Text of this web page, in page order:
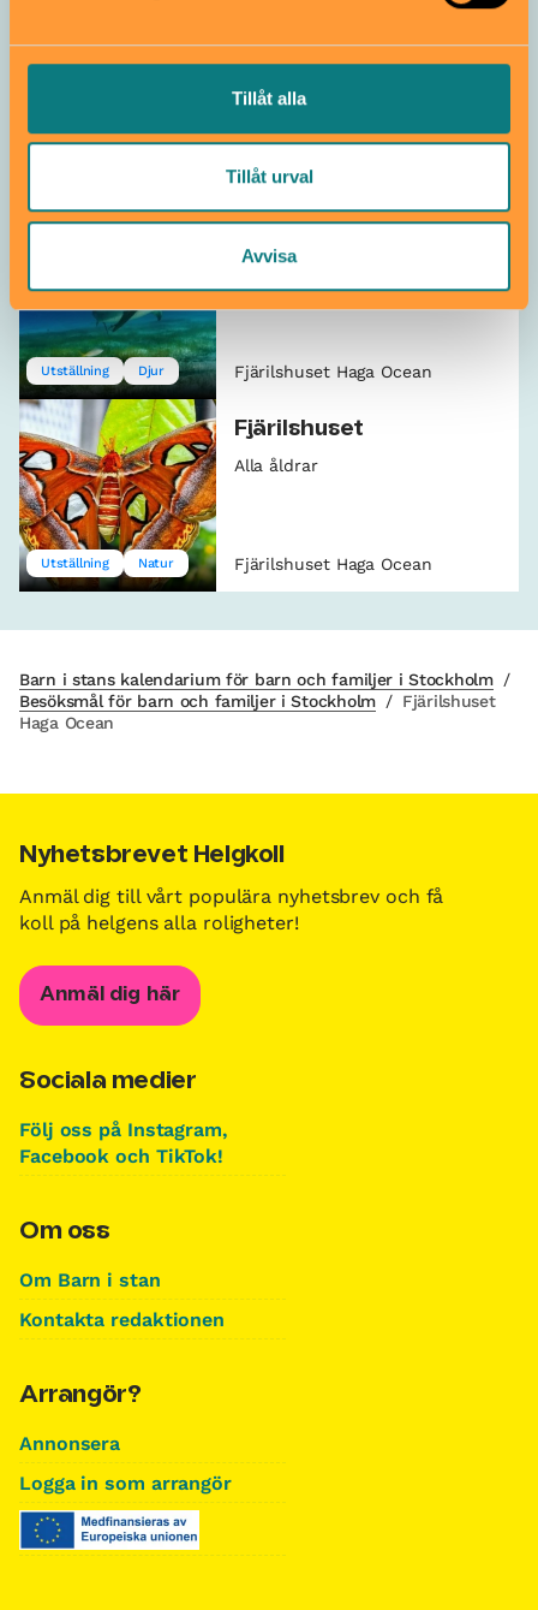
Tillåt alla
Tillåt urval
Avvisa
Sommar på Fjärilshuset
Haga Ocean
Pågår till 31 augusti
Fjärilshuset Haga Ocean
Utställning Djur Fjärilshuset Haga Ocean
Utställning Natur
Fjärilshuset
Alla åldrar
Fjärilshuset Haga Ocean
Barn i stans kalendarium för barn och familjer i Stockholm /
Besöksmål för barn och familjer i Stockholm / Fjärilshuset
Haga Ocean
Nyhetsbrevet Helgkoll
Anmäl dig till vårt populära nyhetsbrev och få
koll på helgens alla roligheter!
Anmäl dig här
Sociala medier
Följ oss på Instagram,
Facebook och TikTok!
Om oss
Om Barn i stan
Kontakta redaktionen
Arrangör?
Annonsera
Logga in som arrangör